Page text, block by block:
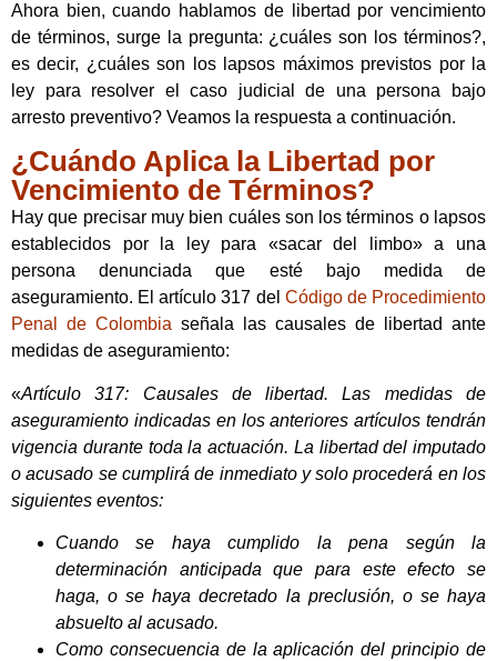
Ahora bien, cuando hablamos de libertad por vencimiento
de términos, surge la pregunta: ¿cuáles son los términos?,
es decir, ¿cuáles son los lapsos máximos previstos por la
ley para resolver el caso judicial de una persona bajo
arresto preventivo? Veamos la respuesta a continuación.
¿Cuándo Aplica la Libertad por
Vencimiento de Términos?
Hay que precisar muy bien cuáles son los términos o lapsos
establecidos por la ley para «sacar del limbo» a una
persona denunciada que esté bajo medida de
aseguramiento. El artículo 317 del Código de Procedimiento
Penal de Colombia señala las causales de libertad ante
medidas de aseguramiento:
«Artículo 317: Causales de libertad. Las medidas de
aseguramiento indicadas en los anteriores artículos tendrán
vigencia durante toda la actuación. La libertad del imputado
o acusado se cumplirá de inmediato y solo procederá en los
siguientes eventos:
Cuando se haya cumplido la pena según la
determinación anticipada que para este efecto se
haga, o se haya decretado la preclusión, o se haya
absuelto al acusado.
Como consecuencia de la aplicación del principio de